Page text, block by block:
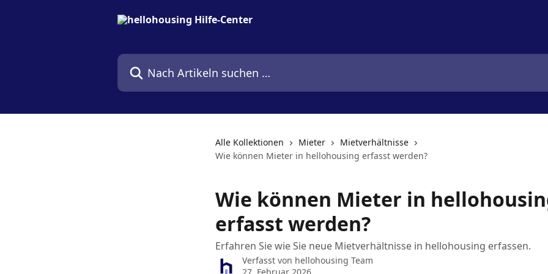
Nach Artikeln suchen …
Alle Kollektionen Mieter
Mietverhältnisse
Wie können Mieter in hellohousing erfasst werden?
Wie können Mieter in
erfasst werden?
Erfahren Sie wie Sie neue Mietverhältnisse in hellohousing erfassen.
Verfasst von hellohousing Team